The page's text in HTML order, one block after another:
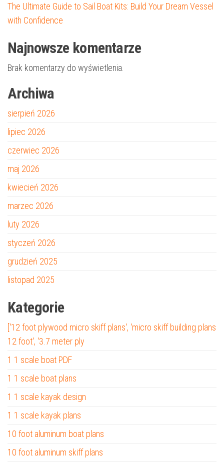
The Ultimate Guide to Sail Boat Kits: Build Your Dream Vessel
with Confidence
Najnowsze komentarze
Brak komentarzy do wyświetlenia.
Archiwa
sierpień 2026
lipiec 2026
czerwiec 2026
maj 2026
kwiecień 2026
marzec 2026
luty 2026
styczeń 2026
grudzień 2025
listopad 2025
Kategorie
['12 foot plywood micro skiff plans', 'micro skiff building plans
12 foot', '3.7 meter ply
1 1 scale boat PDF
1 1 scale boat plans
1 1 scale kayak design
1 1 scale kayak plans
10 foot aluminum boat plans
10 foot aluminum skiff plans